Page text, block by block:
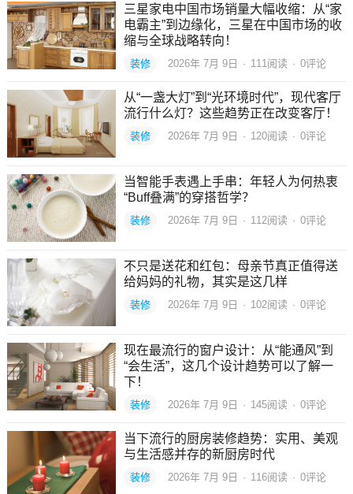
三星家电中国市场销量大幅收缩：从“家
电霸主”到边缘化，三星在中国市场的收
缩与全球战略转向！
装修 2026年 7月 9日 · 111阅读 · 0评论
从“一盏大灯”到“光环境时代”，现代客厅
流行什么灯？这些趋势正在改变客厅！
装修 2026年 7月 9日 · 120阅读 · 0评论
当智能手表遇上手串：年轻人为何热衷
“Buff叠满”的穿搭哲学？
装修 2026年 7月 9日 · 112阅读 · 0评论
不只是送花和红包：母亲节真正值得送
给妈妈的礼物，其实是这几样
装修 2026年 7月 9日 · 102阅读 · 0评论
现在最流行的窗户设计：从“能通风”到
“会生活”，这几个设计趋势可以了解一
下！
装修 2026年 7月 9日 · 145阅读 · 0评论
当下流行的厨房装修趋势：实用、美观
与生活感并存的新厨房时代
装修 2026年 7月 9日 · 116阅读 · 0评论